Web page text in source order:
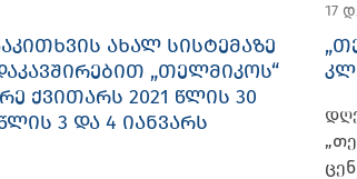
ᲐᲮᲐᲚ ᲡᲘᲡᲢᲔᲛᲐᲖᲔ
„ᲗᲔᲚᲛᲘᲙᲝᲡ“
ᲥᲕᲘᲗᲐᲠᲡ 2021 ᲬᲚᲘᲡ 30
3 ᲓᲐ 4 ᲘᲐᲜᲕᲐᲠᲡ
17